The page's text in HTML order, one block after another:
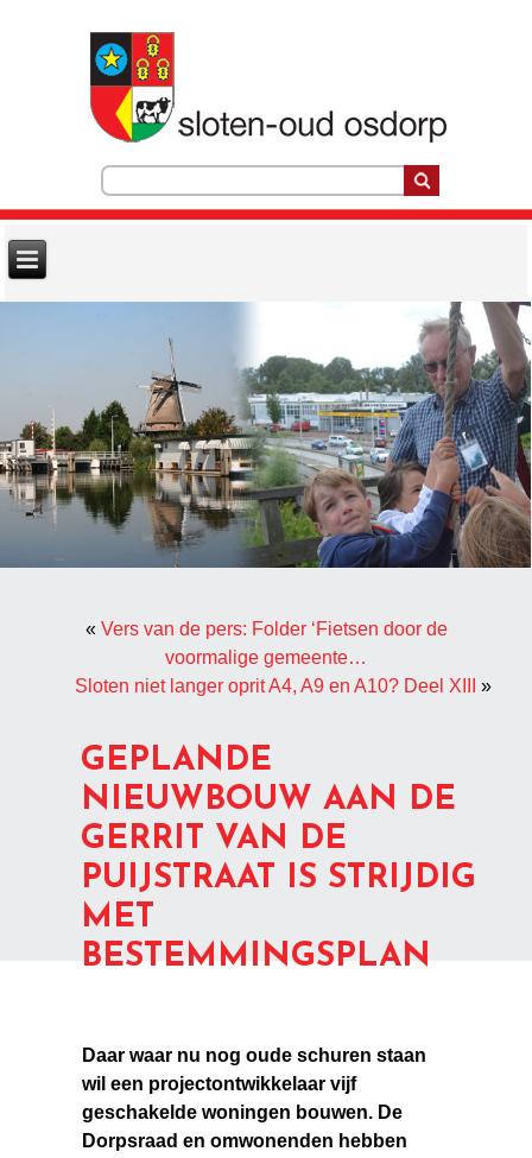
« Vers van de pers: Folder ‘Fietsen door de
voormalige gemeente…
Sloten niet langer oprit A4, A9 en A10? Deel XIII
»
GEPLANDE
NIEUWBOUW AAN DE
GERRIT VAN DE
PUIJSTRAAT IS STRIJDIG
MET
BESTEMMINGSPLAN
Daar waar nu nog oude schuren staan
wil een projectontwikkelaar vijf
geschakelde woningen bouwen. De
Dorpsraad en omwonenden hebben